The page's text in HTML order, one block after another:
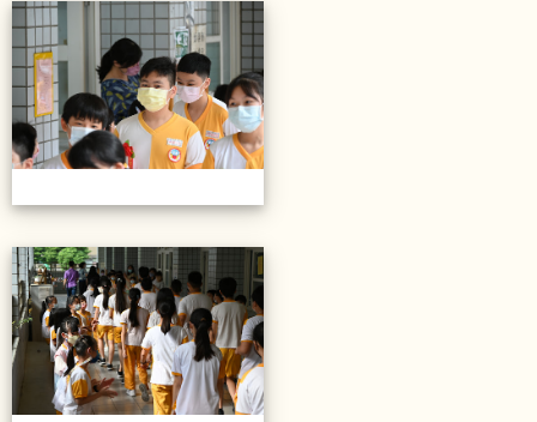
20220614第28屆畢業典禮
20220614第28屆畢業典禮